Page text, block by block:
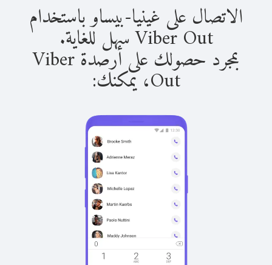
الاتصال على غينيا-بيساو باستخدام
Viber Out سهل للغاية.
بمجرد حصولك على أرصدة Viber
Out، يمكنك: